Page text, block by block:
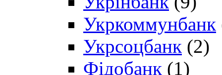
Укркоммунбанк
Укрсоцбанк (2)
Фідобанк (1)